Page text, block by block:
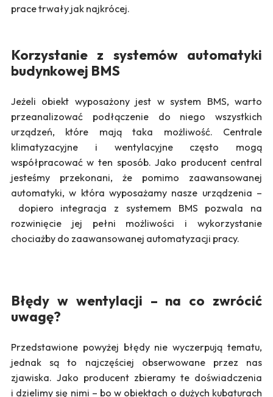
prace trwały jak najkrócej.
Korzystanie z systemów automatyki
budynkowej BMS
Jeżeli obiekt wyposażony jest w system BMS, warto
przeanalizować podłączenie do niego wszystkich
urządzeń, które mają taka możliwość. Centrale
klimatyzacyjne i wentylacyjne często mogą
współpracować w ten sposób. Jako producent central
jesteśmy przekonani, że pomimo zaawansowanej
automatyki, w która wyposażamy nasze urządzenia –
dopiero integracja z systemem BMS pozwala na
rozwinięcie jej pełni możliwości i wykorzystanie
chociażby do zaawansowanej automatyzacji pracy.
Błędy w wentylacji – na co zwrócić
uwagę?
Przedstawione powyżej błędy nie wyczerpują tematu,
jednak są to najczęściej obserwowane przez nas
zjawiska. Jako producent zbieramy te doświadczenia
i dzielimy się nimi – bo w obiektach o dużych kubaturach